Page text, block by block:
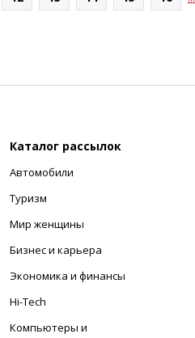
Каталог рассылок
Автомобили
Туризм
Мир женщины
Бизнес и карьера
Экономика и финансы
Hi-Tech
Компьютеры и